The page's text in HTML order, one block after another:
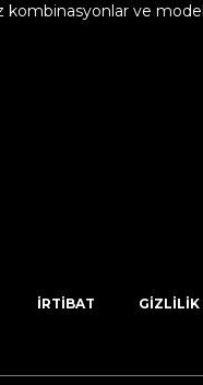
kombinasyonlar ve
İRTIBAT GIZLILIK